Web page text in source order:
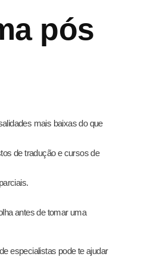
pós
mais baixas do que
de tradução e cursos de
antes de tomar uma
especialistas pode te ajudar